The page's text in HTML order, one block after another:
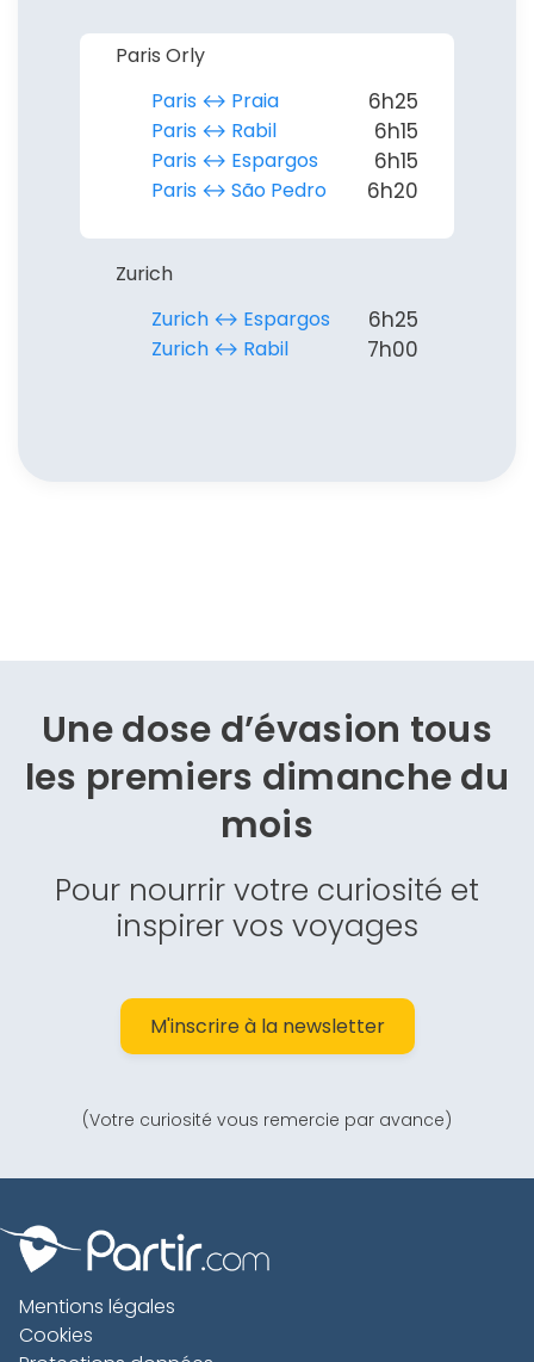
Paris Orly
Paris ↔︎ Praia
6h25
Paris ↔︎ Rabil 6h15
Paris ↔︎ Espargos 6h15
Paris ↔︎ São Pedro 6h20
Zurich
Zurich ↔︎ Espargos
6h25
Zurich ↔︎ Rabil 7h00
Une dose d’évasion tous
les premiers dimanche du
mois
Pour nourrir votre curiosité et
inspirer vos voyages
M'inscrire à la newsletter
(Votre curiosité vous remercie par avance)
Mentions légales
Cookies